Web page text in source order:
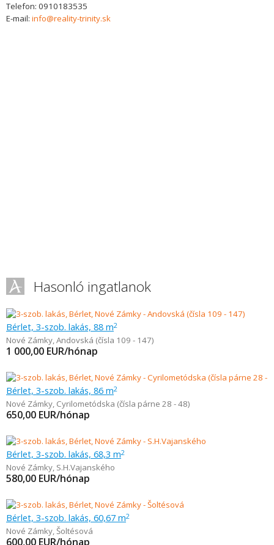
Telefon: 0910183535
E-mail: info@reality-trinity.sk
Hasonló ingatlanok
Bérlet, 3-szob. lakás, 88 m2
Nové Zámky,Andovská (čísla 109 - 147)
1 000,00 EUR/hónap
Bérlet, 3-szob. lakás, 86 m2
Nové Zámky, Cyrilometódska (čísla párne 28 - 48)
650,00 EUR/hónap
Bérlet, 3-szob. lakás, 68,3 m2
Nové Zámky, S.H.Vajanského
580,00 EUR/hónap
Bérlet, 3-szob. lakás, 60,67 m2
Nové Zámky,Šoltésová
600,00 EUR/hónap